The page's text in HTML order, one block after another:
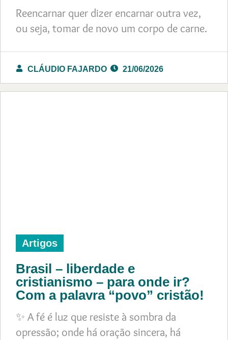
Reencarnar quer dizer encarnar outra vez,
ou seja, tomar de novo um corpo de carne.
CLÁUDIO FAJARDO 21/06/2026
Artigos
Brasil – liberdade e
cristianismo – para onde ir?
Com a palavra “povo” cristão!
✨ A fé é luz que resiste à sombra da
opressão; onde há oração sincera, há